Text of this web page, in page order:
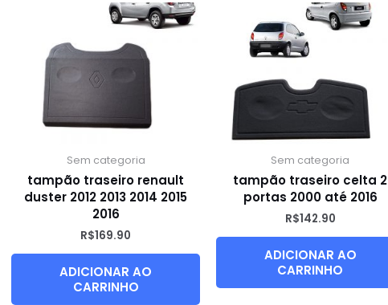
Sem categoria
tampão traseiro renault
duster 2012 2013 2014 2015
2016
R$169.90
ADICIONAR AO
CARRINHO
Sem categoria
tampão traseiro celta 2
portas 2000 até 2016
R$142.90
ADICIONAR AO
CARRINHO